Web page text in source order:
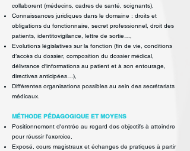
collaborent (médecins, cadres de santé, soignants),
Connaissances juridiques dans le domaine : droits et
obligations du fonctionnaire, secret professionnel, droit des
patients, identitovigilance, lettre de sortie…,
Evolutions législatives sur la fonction (fin de vie, conditions
d’accès du dossier, composition du dossier médical,
délivrance d’informations au patient et à son entourage,
directives anticipées…),
Différentes organisations possibles au sein des secrétariats
médicaux.
MÉTHODE PÉDAGOGIQUE ET MOYENS
Positionnement d'entrée au regard des objectifs à atteindre
pour réussir l'exercice,
Exposé, cours magistraux et échanges de pratiques à partir